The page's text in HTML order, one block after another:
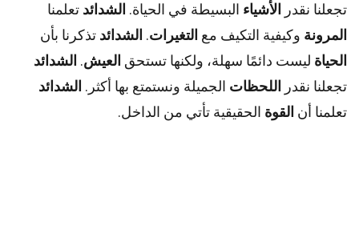
تجعلنا نقدر
الأشياء البسيطة في الحياة. الشدائد تعلمنا
المرونة وكيفية التكيف مع التغيرات. الشدائد تذكرنا بأن
الحياة ليست دائمًا سهلة، ولكنها تستحق العيش. الشدائد
تجعلنا نقدر
اللحظات الجميلة ونستمتع بها أكثر. الشدائد
تعلمنا أن القوة الحقيقية تأتي من الداخل.